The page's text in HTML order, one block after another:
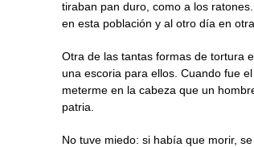
tiraban pan duro, como a los
en esta población y al otro día en
Otra de las tantas formas de tortura
una escoria para ellos. Cuando fue
meterme en la cabeza que un
patria.
No tuve miedo: si había que morir,